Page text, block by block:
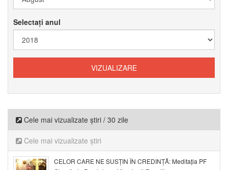
Selectați anul
Cele mai vizualizate știri / 30 zile
Cele mai vizualizate știri
CELOR CARE NE SUSȚIN ÎN CREDINȚĂ: Meditația PF